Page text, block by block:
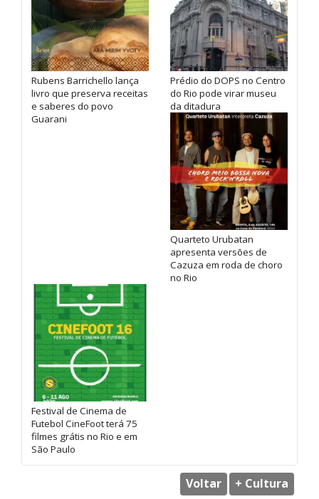
Rubens Barrichello lança
livro que preserva receitas
e saberes do povo
Guarani
Prédio do DOPS no Centro
do Rio pode virar museu
da ditadura
Quarteto Urubatan
apresenta versões de
Cazuza em roda de choro
no Rio
Festival de Cinema de
Futebol CineFoot terá 75
filmes grátis no Rio e em
São Paulo
Voltar + Cultura